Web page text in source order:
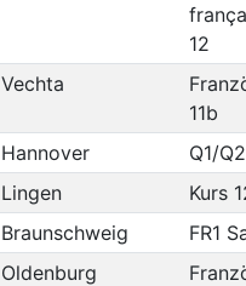
12
Vechta
11b
Hannover
Q1/Q2
Lingen
Kurs
Braunschweig
FR1
Oldenburg